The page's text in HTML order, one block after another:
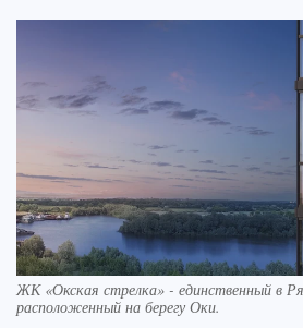
ЖК «Окская стрелка» - единственный в
расположенный на берегу Оки.